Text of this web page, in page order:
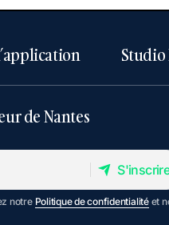
Studio
de Nantes
S'inscrire
S'inscrire
notre Politique de confidentialitéet